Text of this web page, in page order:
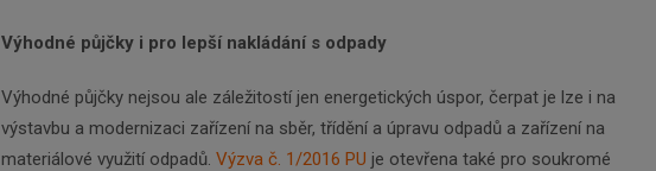
Výhodné půjčky i pro lepší nakládání s odpady
Výhodné půjčky nejsou ale záležitostí jen energetických úspor, čerpat je lze i na
výstavbu a modernizaci zařízení na sběr, třídění a úpravu odpadů a zařízení na
materiálové využití odpadů. Výzva č. 1/2016 PU je otevřena také pro soukromé